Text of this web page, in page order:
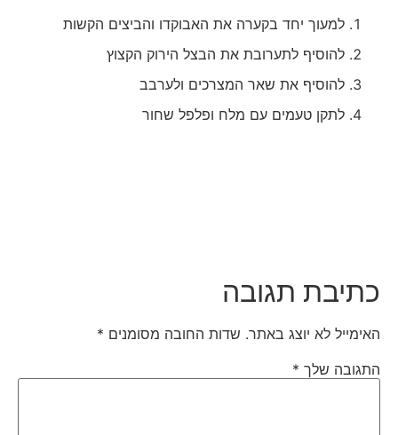
למעוך יחד בקערה את האבוקדו והביצים הקשות
להוסיף לתערובת את הבצל הירוק הקצוץ
להוסיף את שאר המצרכים ולערבב
לתקן טעמים עם מלח ופלפל שחור
כתיבת תגובה
האימייל לא יוצג באתר. שדות החובה מסומנים*
התגובה שלך*